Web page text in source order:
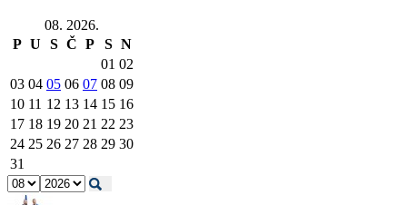
08. 2026.
P U S Č P S N
01 02
03 04 05 06 07 08 09
10 11 12 13 14 15 16
17 18 19 20 21 22 23
24 25 26 27 28 29 30
31